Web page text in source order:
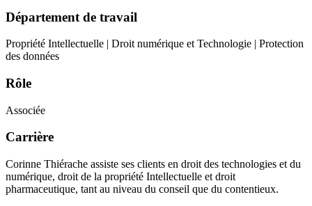
Département de travail
Propriété Intellectuelle | Droit numérique et Technologie | Protection
des données
Rôle
Associée
Carrière
Corinne Thiérache assiste ses clients en droit des technologies et du
numérique, droit de la propriété Intellectuelle et droit
pharmaceutique, tant au niveau du conseil que du contentieux.